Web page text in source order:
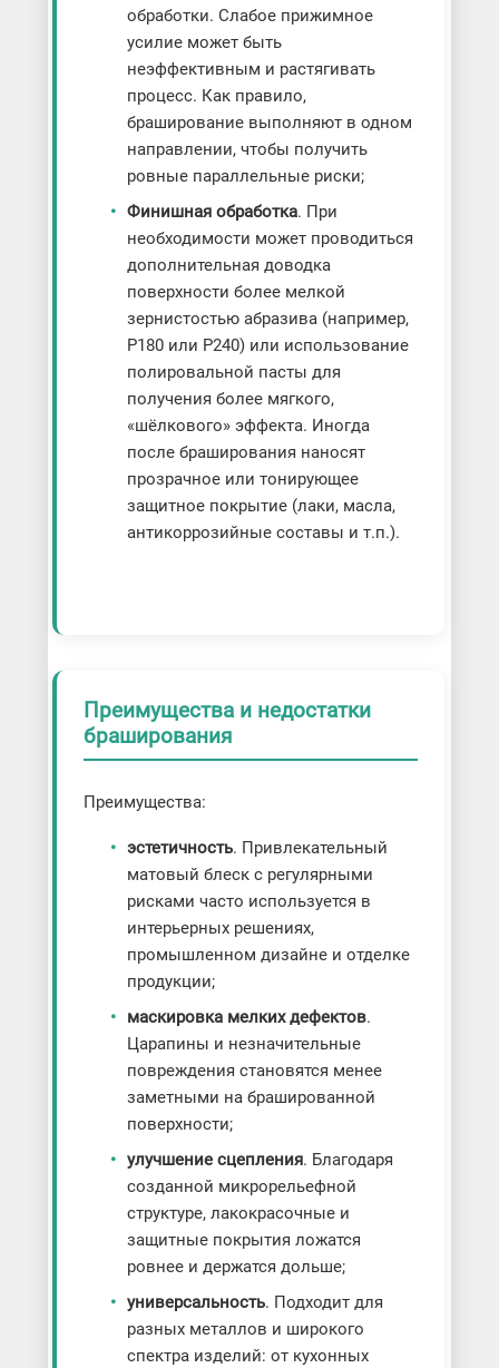
обработки. Слабое прижимное
усилие может быть
неэффективным и растягивать
процесс. Как правило,
браширование выполняют в одном
направлении, чтобы получить
ровные параллельные риски;
Финишная обработка. При
необходимости может проводиться
дополнительная доводка
поверхности более мелкой
зернистостью абразива (например,
P180 или P240) или использование
полировальной пасты для
получения более мягкого,
«шёлкового» эффекта. Иногда
после браширования наносят
прозрачное или тонирующее
защитное покрытие (лаки, масла,
антикоррозийные составы и т.п.).
Преимущества и недостатки
браширования
Преимущества:
эстетичность. Привлекательный
матовый блеск с регулярными
рисками часто используется в
интерьерных решениях,
промышленном дизайне и отделке
продукции;
маскировка мелких дефектов.
Царапины и незначительные
повреждения становятся менее
заметными на брашированной
поверхности;
улучшение сцепления. Благодаря
созданной микрорельефной
структуре, лакокрасочные и
защитные покрытия ложатся
ровнее и держатся дольше;
универсальность. Подходит для
разных металлов и широкого
спектра изделий: от кухонных